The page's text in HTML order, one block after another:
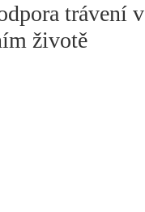
trávení v
životě